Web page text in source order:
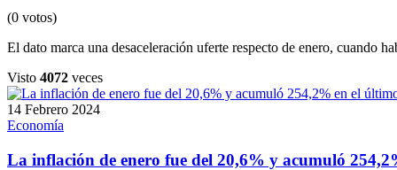
(0 votos)
El dato marca una desaceleración uferte respecto de enero, cuando
Visto 4072 veces
14 Febrero 2024
Economía
La inflación de enero fue del 20,6% y acumuló